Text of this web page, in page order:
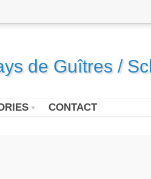
de Guîtres /
CONTACT